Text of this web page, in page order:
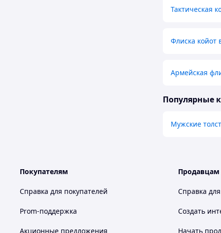
Тактическая
Флиска койот
Армейская
Популярные
Мужские
Покупателям
Справка для покупателей
Prom-поддержка
Акционные предложения
Продавцам
Справка
Создать
Начать